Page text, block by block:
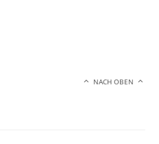
NACH OBEN